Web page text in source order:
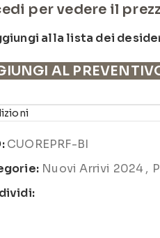
per vedere il
alla lista dei
AL
CUOREPRF-BI
Nuovi Arrivi 2024 ,